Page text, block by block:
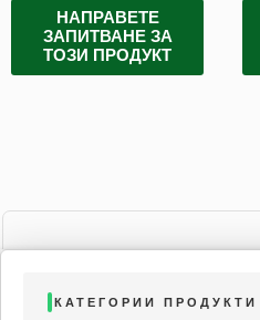
НАПРАВЕТЕ
ЗАПИТВАНЕ ЗА
ТОЗИ ПРОДУКТ
КАТЕГОРИИ ПРОДУКТИ